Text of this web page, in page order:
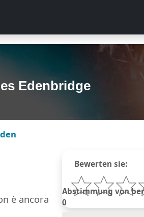
Edenbridge
Bewerten sie:
Abstimmung von
0
è ancora